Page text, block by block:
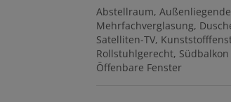
Abstellraum
Mehrfachverglasung
Satelliten-TV
Rollstuhlgerecht
Öffenbare Fenster